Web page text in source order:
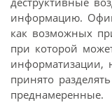
информацию.
как возможных
при которой
информатизации,
принято
преднамеренные.